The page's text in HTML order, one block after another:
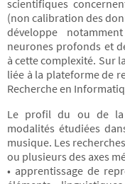
scientifiques
(non calibration des
développe
neurones profonds et
à cette complexité. Sur
liée à la plateforme de
Recherche en
Le profil du ou de la
modalités étudiées
musique. Les
ou plusieurs des axes
• apprentissage de